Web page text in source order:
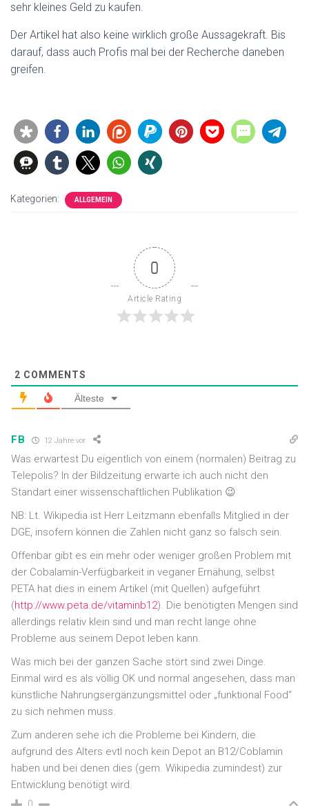
sehr kleines Geld zu kaufen.
Der Artikel hat also keine wirklich große Aussagekraft. Bis
darauf, dass auch Profis mal bei der Recherche daneben
greifen.
Kategorien: ALLGEMEIN
0
Article Rating
2 COMMENTS
Älteste
FB 12 Jahre vor
Was erwartest Du eigentlich von einem (normalen) Beitrag zu
Telepolis? In der Bildzeitung erwarte ich auch nicht den
Standart einer wissenschaftlichen Publikation 😉
NB: Lt. Wikipedia ist Herr Leitzmann ebenfalls Mitglied in der
DGE, insofern können die Zahlen nicht ganz so falsch sein.
Offenbar gibt es ein mehr oder weniger großen Problem mit
der Cobalamin-Verfügbarkeit in veganer Ernähung, selbst
PETA hat dies in einem Artikel (mit Quellen) aufgeführt
(http://www.peta.de/vitaminb12). Die benötigten Mengen sind
allerdings relativ klein sind und man recht lange ohne
Probleme aus seinem Depot leben kann.
Was mich bei der ganzen Sache stört sind zwei Dinge.
Einmal wird es als völlig OK und normal angesehen, dass man
künstliche Nahrungsergänzungsmittel oder „funktional Food“
zu sich nehmen muss.
Zum anderen sehe ich die Probleme bei Kindern, die
aufgrund des Alters evtl noch kein Depot an B12/Coblamin
haben und bei denen dies (gem. Wikipedia zumindest) zur
Entwicklung benötigt wird.